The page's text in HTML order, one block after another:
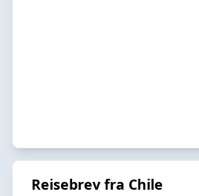
Reisebrev fra Chile